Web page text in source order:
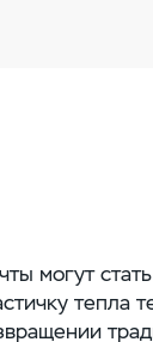
могут
тепла